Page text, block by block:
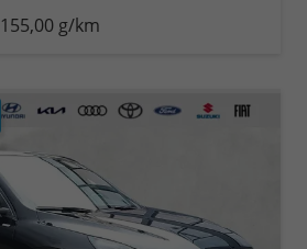
155,00 g/km